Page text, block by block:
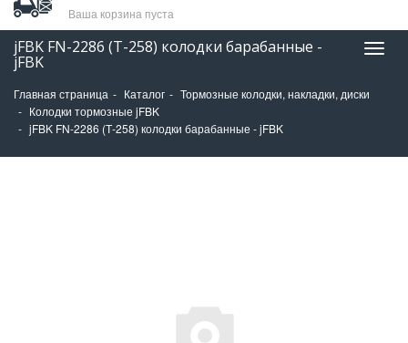
Ваша корзина пуста
jFBK FN-2286 (Т-258) колодки барабанные -
jFBK
Главная страница Каталог
Тормозные колодки, накладки, диски
Колодки тормозные jFBK
jFBK FN-2286 (Т-258) колодки барабанные - jFBK